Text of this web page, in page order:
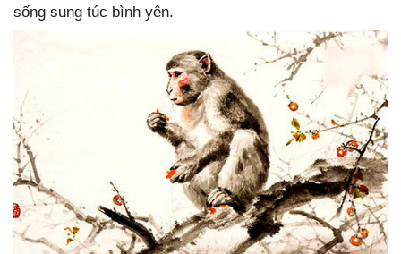
sống sung túc bình yên.